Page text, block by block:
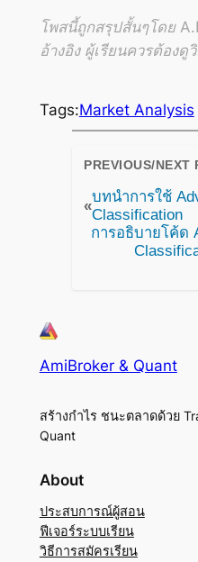
โพสนี้ถูกสรุปสั้นๆโดย
อ้างอิง ผู้เรียนควรต้องดู
Tags:Market Analysis
PREVIOUS/NEXT
«
บทนำการใช้
Classification
การอธิบายโค้ด
AmiBroker & Quant
สร้างกำไร ชนะตลาดด้วย
Quant
About
ประสบการณ์ผู้สอน
ฟีเจอร์ระบบเรียน
วิธีการสมัครเรียน